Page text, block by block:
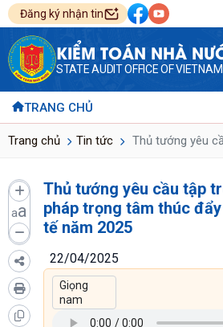
Đăng ký nhận tin
KIỂM TOÁN NHÀ
STATE AUDIT OFFICE OF VIETNAM
TRANG CHỦ
Trang chủ Tin tức Thủ tướng yêu
aa
Thủ tướng yêu cầu tập
pháp trọng tâm thúc
tế năm 2025
22/04/2025